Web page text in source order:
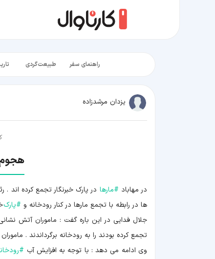
راهنمای سفر طبیعت‌گردی
یزدان مرشدزاده
هجوم
در مهاباد #مارها در پارک خبرنگار تجمع کرده
ها در رابطه با تجمع مارها در کنار رودخانه و #پارک
جلال فدایی در این باره گفت : ماموران آتش
تجمع کرده بودند را به رودخانه برگرداندند . ماموران بیشتر از 80 حلقه مار را توانستند بگیرند و تعدادی از آن ها
وی ادامه می دهد : با توجه به افزایش آب #